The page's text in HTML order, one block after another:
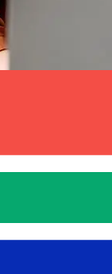
输速度有
国际转账的交付
账通常需要 1